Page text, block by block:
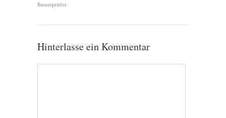
Steuerprüfer
Hinterlasse ein Kommentar